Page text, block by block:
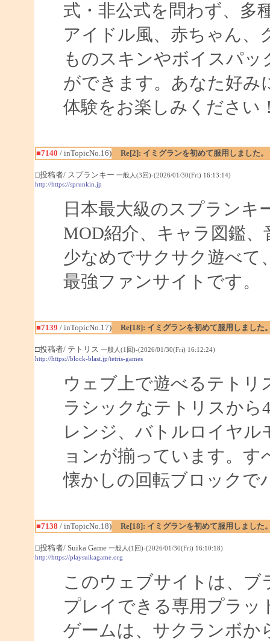
式・非公式を問わず、多
アイドル風、赤ちゃん、
ものスキンやボイスパ
ができます。あなた好み
体験をお楽しみください
■7140 / inTopicNo.16) Re[2]: イミグランを初めて服用しました。
□投稿者/ スプランキー 一般人(3回)-(2026/01/30(Fri) 16:13:14)
http://https://sprunkin.jp
日本最大級のスプランキ
MOD紹介、キャラ図鑑
少なめでサクサク遊べて
最強ファンサイトです。
■7139 / inTopicNo.17) Re[18]: イミグランを初めて服用しました
□投稿者/ テトリス 一般人(1回)-(2026/01/30(Fri) 16:12:24)
http://https://block-blast.jp/tetris-games
ウェブ上で遊べるテトリ
ラシックなテトリスから
レンジ、バトルロイヤル
ョンが揃っています。
懐かしの回転ブロックで
■7138 / inTopicNo.18) Re[18]: イミグランを初めて服用しました
□投稿者/ Suika Game 一般人(1回)-(2026/01/30(Fri) 16:10:18)
http://https://playsuikagame.org
このウェブサイトは、ブ
プレイできる専用プラッ
ゲームは、サクランボか